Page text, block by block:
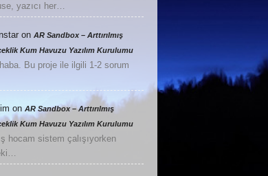
yazıcı her…
on AR Sandbox – Arttırılmış
Kum Havuzu Yazılım Kurulumu
Bu proje ile ilgili 1-2 sorum
on AR Sandbox – Arttırılmış
Kum Havuzu Yazılım Kurulumu
hocam sistem çalışıyorken